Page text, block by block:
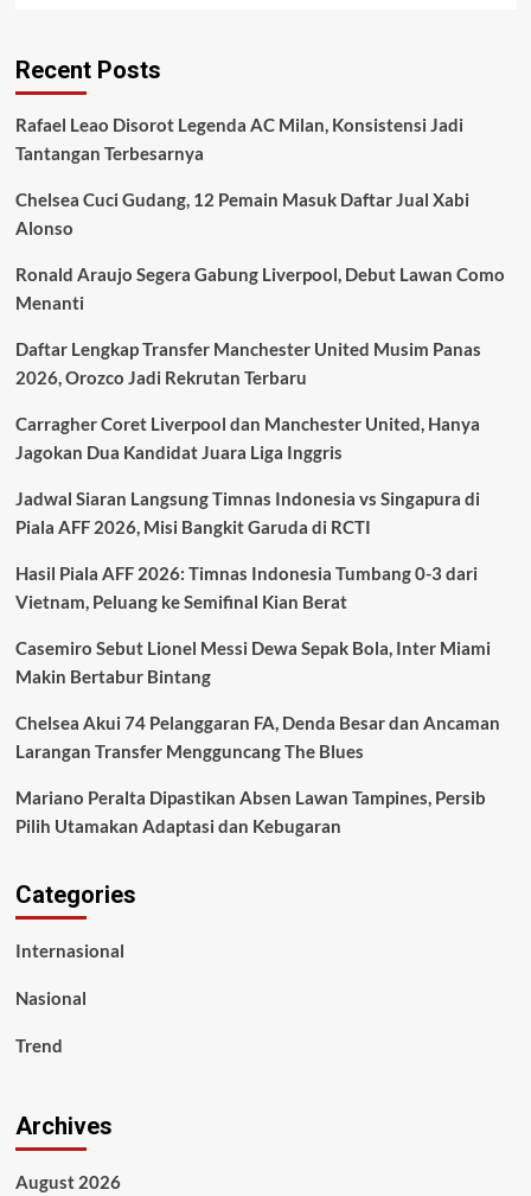
Jackson
dari
Xabi
Masa
Chelsea
Recent Posts
Rafael Leao Disorot Legenda AC Milan, Konsistensi Jadi
Tantangan Terbesarnya
Chelsea Cuci Gudang, 12 Pemain Masuk Daftar Jual Xabi
Alonso
Ronald Araujo Segera Gabung Liverpool, Debut Lawan Como
Menanti
Daftar Lengkap Transfer Manchester United Musim Panas
2026, Orozco Jadi Rekrutan Terbaru
Carragher Coret Liverpool dan Manchester United, Hanya
Jagokan Dua Kandidat Juara Liga Inggris
Jadwal Siaran Langsung Timnas Indonesia vs Singapura di
Piala AFF 2026, Misi Bangkit Garuda di RCTI
Hasil Piala AFF 2026: Timnas Indonesia Tumbang 0-3 dari
Vietnam, Peluang ke Semifinal Kian Berat
Casemiro Sebut Lionel Messi Dewa Sepak Bola, Inter Miami
Makin Bertabur Bintang
Chelsea Akui 74 Pelanggaran FA, Denda Besar dan Ancaman
Larangan Transfer Mengguncang The Blues
Mariano Peralta Dipastikan Absen Lawan Tampines, Persib
Pilih Utamakan Adaptasi dan Kebugaran
Categories
Internasional
Nasional
Trend
Archives
August 2026